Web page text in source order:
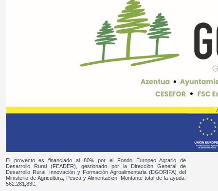
El proyecto es financiado al 80% por el Fondo Europeo Agrario de
Desarrollo Rural (FEADER), gestionado por la Dirección General de
Desarrollo Rural, Innovación y Formación Agroalimentaria (DGDRIFA) del
Ministerio de Agricultura, Pesca y Alimentación. Montante total de la ayuda:
562.281,83€.